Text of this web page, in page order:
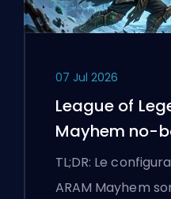
07 Jul 2026
League of
Mayhem no-
TL;DR: Le
ARAM Mayhem